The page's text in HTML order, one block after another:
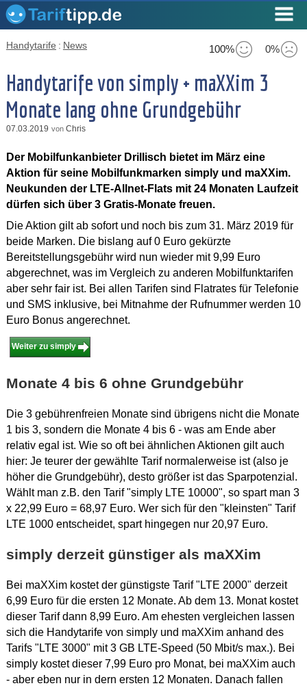
100% 0%
Handytarife : News
Handytarife von simply + maXXim 3
Monate lang ohne Grundgebühr
07.03.2019 von Chris
Der Mobilfunkanbieter Drillisch bietet im März eine
Aktion für seine Mobilfunkmarken simply und maXXim.
Neukunden der LTE-Allnet-Flats mit 24 Monaten Laufzeit
dürfen sich über 3 Gratis-Monate freuen.
Die Aktion gilt ab sofort und noch bis zum 31. März 2019 für
beide Marken. Die bislang auf 0 Euro gekürzte
Bereitstellungsgebühr wird nun wieder mit 9,99 Euro
abgerechnet, was im Vergleich zu anderen Mobilfunktarifen
aber sehr fair ist. Bei allen Tarifen sind Flatrates für Telefonie
und SMS inklusive, bei Mitnahme der Rufnummer werden 10
Euro Bonus angerechnet.
Weiter zu simply
Monate 4 bis 6 ohne Grundgebühr
Die 3 gebührenfreien Monate sind übrigens nicht die Monate
1 bis 3, sondern die Monate 4 bis 6 - was am Ende aber
relativ egal ist. Wie so oft bei ähnlichen Aktionen gilt auch
hier: Je teurer der gewählte Tarif normalerweise ist (also je
höher die Grundgebühr), desto größer ist das Sparpotenzial.
Wählt man z.B. den Tarif "simply LTE 10000", so spart man 3
x 22,99 Euro = 68,97 Euro. Wer sich für den "kleinsten" Tarif
LTE 1000 entscheidet, spart hingegen nur 20,97 Euro.
simply derzeit günstiger als maXXim
Bei maXXim kostet der günstigste Tarif "LTE 2000" derzeit
6,99 Euro für die ersten 12 Monate. Ab dem 13. Monat kostet
dieser Tarif dann 8,99 Euro. Am ehesten vergleichen lassen
sich die Handytarife von simply und maXXim anhand des
Tarifs "LTE 3000" mit 3 GB LTE-Speed (50 Mbit/s max.). Bei
simply kostet dieser 7,99 Euro pro Monat, bei maXXim auch
- aber eben nur in dern ersten 12 Monaten. Danach fallen